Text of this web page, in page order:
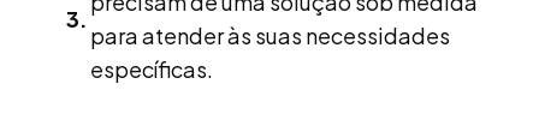
para atender às suas necessidades
específicas.